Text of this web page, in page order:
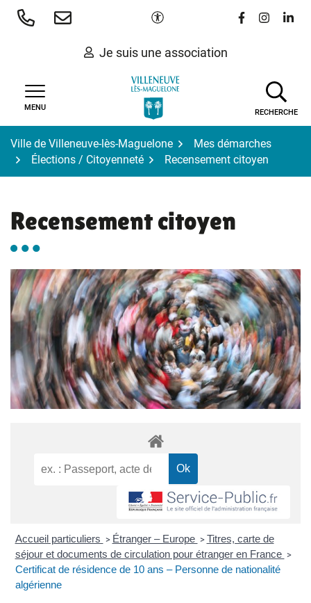
Aller
Paramètres d'accessibilité
Lien vers le
Lien vers
Lien
Je suis une association
MENU
RECHERCHE
Ville de Villeneuve-lès-Maguelone
Mes démarches
Élections / Citoyenneté
Recensement citoyen
Recensement citoyen
Accueil particuliers > Étranger – Europe > Titres, carte de
séjour et documents de circulation pour étranger en France >
Certificat de résidence de 10 ans – Personne de nationalité
algérienne